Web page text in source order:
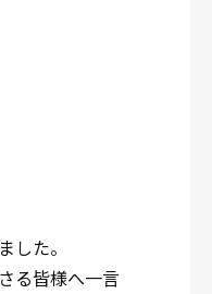
した。
る皆様へ一言